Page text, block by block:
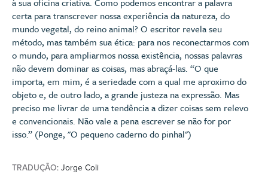
certa para transcrever nossa experiência da natureza, do
mundo vegetal, do reino animal? O escritor revela seu
método, mas também sua ética: para nos reconectarmos com
o mundo, para ampliarmos nossa existência, nossas palavras
não devem dominar as coisas, mas abraçá-las. “O que
importa, em mim, é a seriedade com a qual me aproximo do
objeto e, de outro lado, a grande justeza na expressão. Mas
preciso me livrar de uma tendência a dizer coisas sem relevo
e convencionais. Não vale a pena escrever se não for por
isso.” (Ponge, "O pequeno caderno do pinhal")
TRADUÇÃO: Jorge Coli